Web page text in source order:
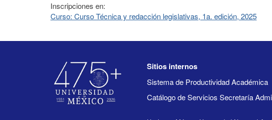
Inscripciones en:
Curso: Curso Técnica y redacción legislativas, 1a. edición, 2025
Sitios internos
Sistema de Productividad Académica
Catálogo de Servicios Secretaría